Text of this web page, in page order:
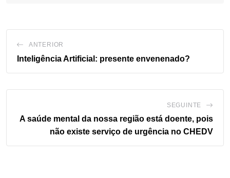
ANTERIOR
Inteligência Artificial: presente envenenado?
SEGUINTE
A saúde mental da nossa região está doente, pois
não existe serviço de urgência no CHEDV